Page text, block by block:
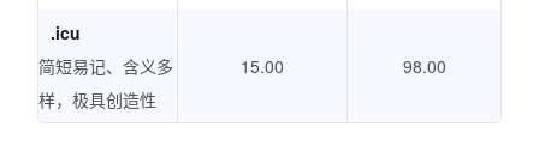
.icu
简短易记、含义多
样，极具创造性
15.00 98.00